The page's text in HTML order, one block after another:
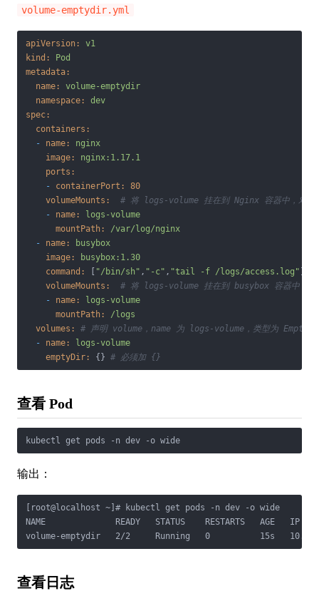
volume-emptydir.yml
apiVersion:
v1
kind:
Pod
metadata:
name:
volume-emptydir
namespace:
dev
spec:
containers:
-
name:
nginx
image:
nginx:1.17.1
ports:
-
containerPort:
80
volumeMounts:
# 将 logs-volume 挂在到 Nginx 容器中，对
-
name:
logs-volume
mountPath:
/var/log/nginx
-
name:
busybox
image:
busybox:1.30
command:
"/bin/sh" , "-c" , "tail -f /logs/access.log"
volumeMounts:
# 将 logs-volume 挂在到 busybox 容器中，
-
name:
logs-volume
mountPath:
/logs
volumes:
# 声明 volume，name 为 logs-volume，类型为
-
name:
logs-volume
emptyDir:
{} # 必须加 {}
查看 Pod
kubectl get pods -n dev -o wide
输出：
[root@localhost ~]# kubectl get pods -n dev -o wide
NAME              READY   STATUS    RESTARTS   AGE   IP
volume-emptydir   2/2     Running   0          15s
查看日志